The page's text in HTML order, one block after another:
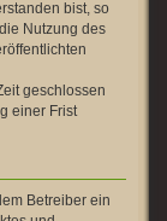
bist, so
Nutzung des
geschlossen
einer Frist
Betreiber ein